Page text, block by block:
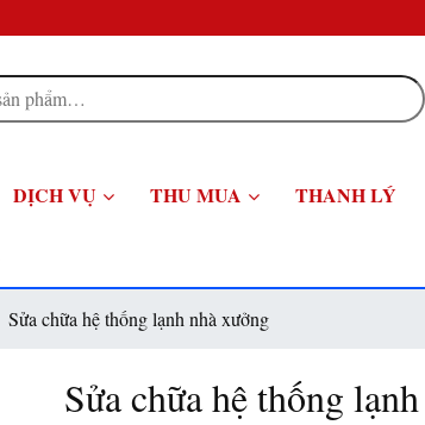
DỊCH VỤ THU MUA THANH LÝ
Sửa chữa hệ thống lạnh nhà xưởng
Sửa chữa hệ thống lạnh